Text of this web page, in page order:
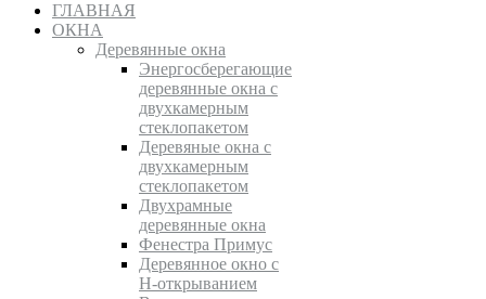
ГЛАВНАЯ
ОКНА
Деревянные окна
Энергосберегающие
деревянные окна с
двухкамерным
стеклопакетом
Деревяные окна с
двухкамерным
стеклопакетом
Двухрамные
деревянные окна
Фенестра Примус
Деревянное окно с
Н-открыванием